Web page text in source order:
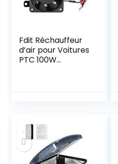
Fdit Réchauffeur
d’air pour Voitures
PTC 100W
Chauffage à
température
constante (12V
150W)